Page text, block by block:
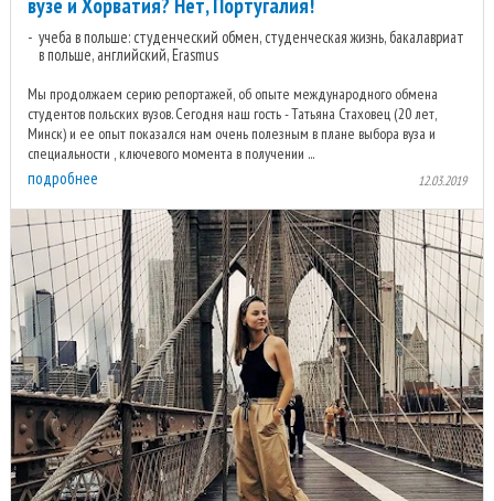
вузе и Хорватия? Нет, Португалия!
учеба в польше: студенческий обмен, студенческая жизнь, бакалавриат
в польше, английский, Erasmus
Мы продолжаем серию репортажей, об опыте международного обмена
студентов польских вузов. Сегодня наш гость - Татьяна Стаховец (20 лет,
Минск) и ее опыт показался нам очень полезным в плане выбора вуза и
специальности , ключевого момента в получении ...
подробнее 12.03.2019